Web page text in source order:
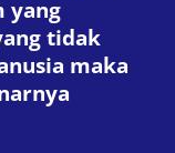
yang
tidak
maka